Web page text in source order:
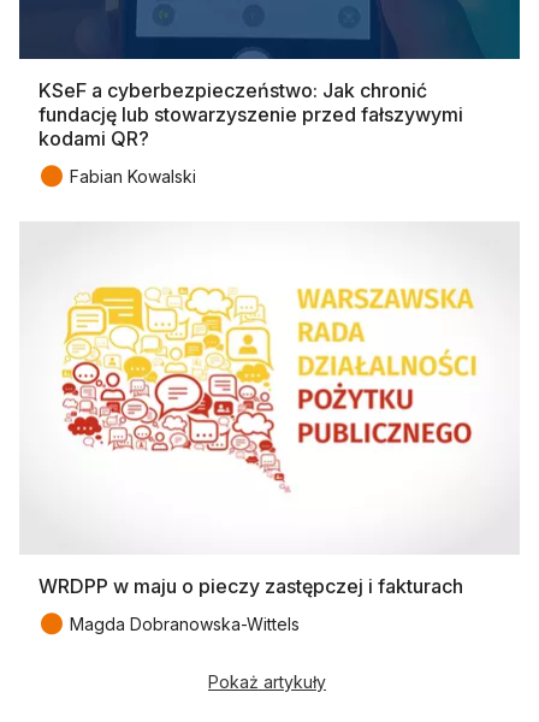
KSeF a cyberbezpieczeństwo: Jak chronić
fundację lub stowarzyszenie przed fałszywymi
kodami QR?
● Fabian Kowalski
WRDPP w maju o pieczy zastępczej i fakturach
● Magda Dobranowska-Wittels
Pokaż artykuły